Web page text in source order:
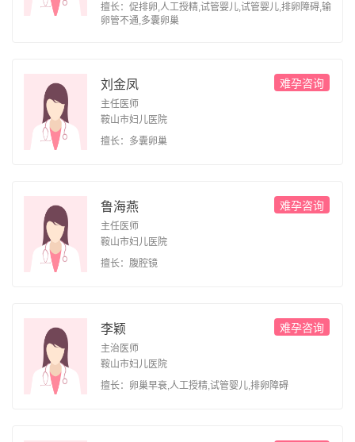
擅长：促排卵,人工授精,试管婴儿,试管婴儿,排卵障碍,输
卵管不通,多囊卵巢
刘金凤
主任医师
难孕咨询
鞍山市妇儿医院
擅长：多囊卵巢
鲁海燕
主任医师
难孕咨询
鞍山市妇儿医院
擅长：腹腔镜
李颖
主治医师
难孕咨询
鞍山市妇儿医院
擅长：卵巢早衰,人工授精,试管婴儿,排卵障碍